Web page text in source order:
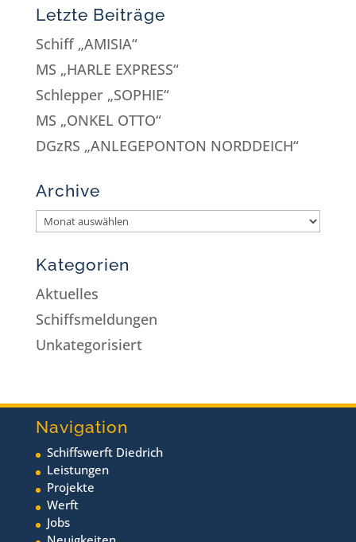
Letzte Beiträge
Schiff „AMISIA“
MS „HARLE EXPRESS“
Schlepper „SOPHIE“
MS „ONKEL OTTO“
DGzRS „ANLEGEPONTON NORDDEICH“
Archive
Kategorien
Aktuelles
Schiffsmeldungen
Unkategorisiert
Navigation
Schiffswerft Diedrich
Leistungen
Projekte
Werft
Jobs